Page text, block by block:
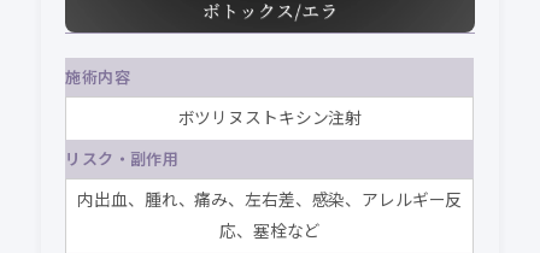
施術内容
ボツリヌストキシン注射
リスク・副作用
内出血、腫れ、痛み、左右差、感染、アレルギー反
応、塞栓など